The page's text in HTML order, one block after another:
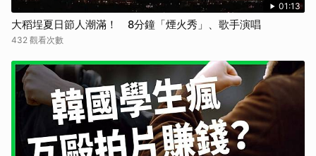
01:13
大稻埕夏日節人潮滿！ 8分鐘「煙火秀」、歌手演唱
432 觀看次數